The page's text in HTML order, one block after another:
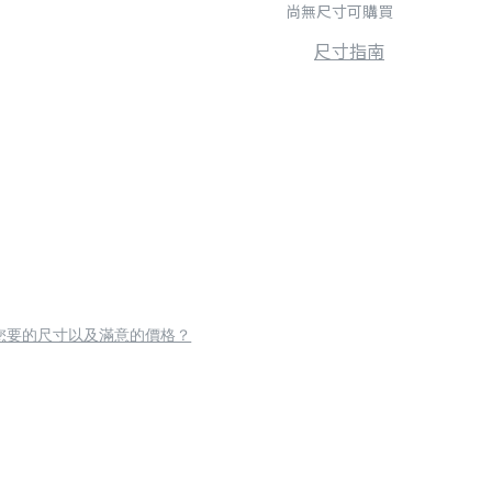
尚無尺寸可購買
尺寸指南
要的尺寸以及滿意的價格？